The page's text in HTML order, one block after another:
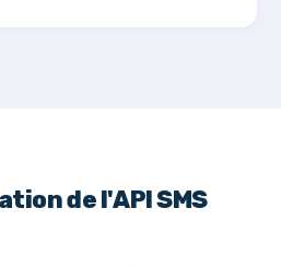
de l'API SMS